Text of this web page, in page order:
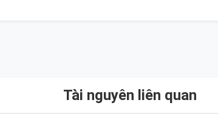
Tài nguyên liên quan